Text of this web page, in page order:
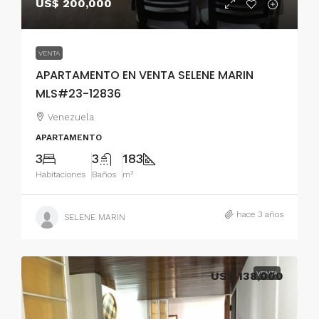
US$ 200,000
VENTA
APARTAMENTO EN VENTA SELENE MARIN
MLS#23-12836
Venezuela
APARTAMENTO
3
Habitaciones
3
Baños
183
m²
SELENE MARIN hace 3 años
VENTA
US$ 138,000